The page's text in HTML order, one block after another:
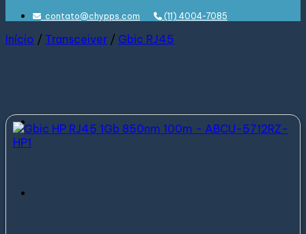
contato@chypps.com (11) 4004-7085
Início / Transceiver / Gbic RJ45